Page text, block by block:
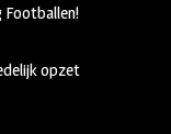
Footballen!
opzet